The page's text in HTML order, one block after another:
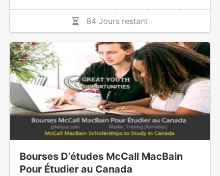
84 Jours restant
Bourses D’études McCall MacBain
Pour Étudier au Canada